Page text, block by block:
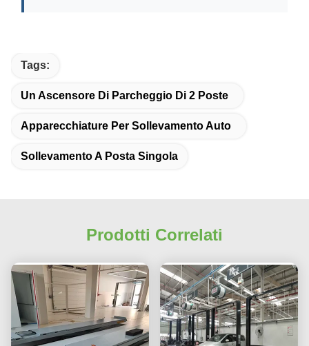
Tags:
Un Ascensore Di Parcheggio Di 2 Poste
Apparecchiature Per Sollevamento Auto
Sollevamento A Posta Singola
Prodotti Correlati